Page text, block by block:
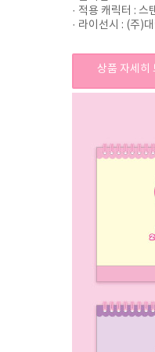
· 적용 캐릭터 :
· 라이선시 : (주)
상품 자세히